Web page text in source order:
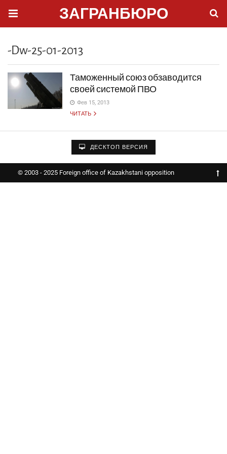
ЗАГРАНБЮРО
-dw-25-01-2013
Таможенный союз обзаводится
своей системой ПВО
Фев 15, 2013
ЧИТАТЬ
ДЕСКТОП ВЕРСИЯ
© 2003 - 2025 Foreign office of Kazakhstani opposition